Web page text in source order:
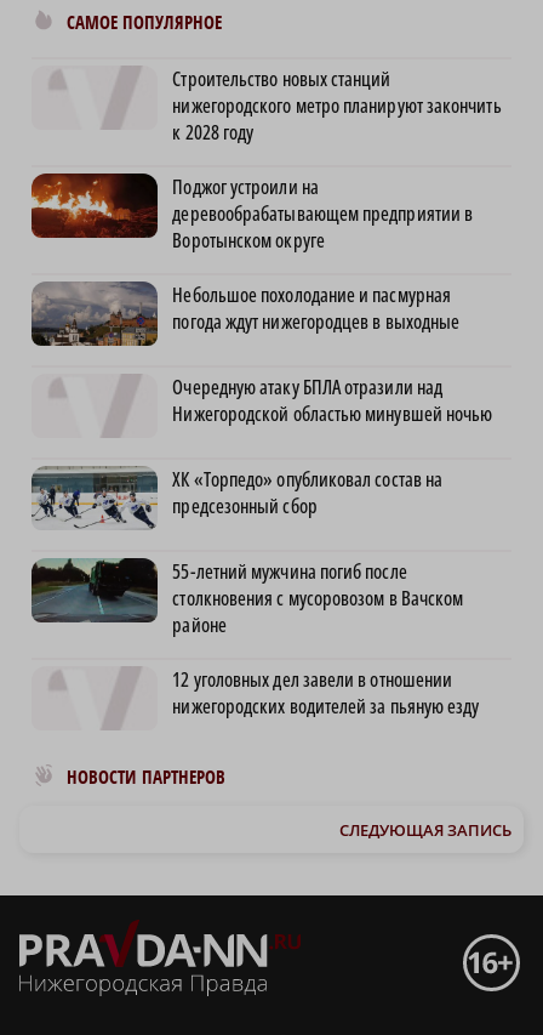
САМОЕ ПОПУЛЯРНОЕ
Строительство новых станций
нижегородского метро планируют закончить
к 2028 году
Поджог устроили на
деревообрабатывающем предприятии в
Воротынском округе
Небольшое похолодание и пасмурная
погода ждут нижегородцев в выходные
Очередную атаку БПЛА отразили над
Нижегородской областью минувшей ночью
ХК «Торпедо» опубликовал состав на
предсезонный сбор
55-летний мужчина погиб после
столкновения с мусоровозом в Вачском
районе
12 уголовных дел завели в отношении
нижегородских водителей за пьяную езду
НОВОСТИ ПАРТНЕРОВ
Новости МирТесен
СЛЕДУЮЩАЯ ЗАПИСЬ